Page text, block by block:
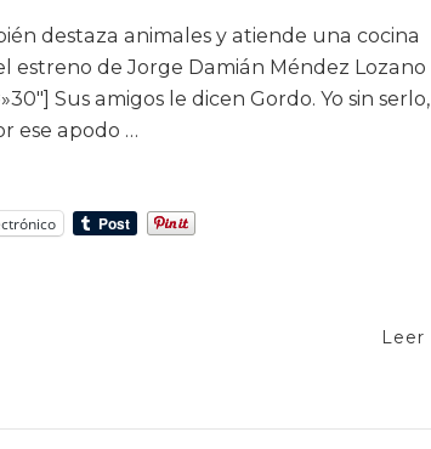
destaza animales y atiende una cocina
estreno de Jorge Damián Méndez Lozano
Sus amigos le dicen Gordo. Yo sin serlo,
ese apodo …
Leer